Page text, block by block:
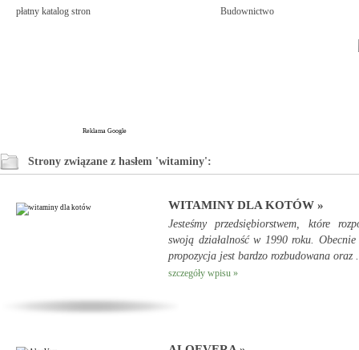
płatny katalog stron
Budownictwo
Reklama Google
Strony związane z hasłem 'witaminy':
WITAMINY DLA KOTÓW »
Jesteśmy przedsiębiorstwem, które
swoją działalność w 1990 roku. Obecnie
propozycja jest bardzo rozbudowana oraz
szczegóły wpisu »